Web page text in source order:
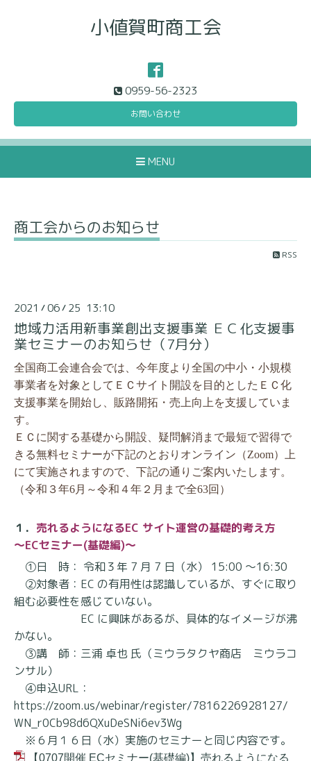
小値賀町商工会
0959-56-2323
お問い合わせ
MENU
商工会からのお知らせ
RSS
2021 /06/ 25 13:10
地域力活用新事業創出支援事業 ＥＣ化支援事
業セミナーのお知らせ（7月分）
全国商工会連合会では、今年度より全国の中小・小規模
事業者を対象としてＥＣサイト開設を目的としたＥＣ化
支援事業を開始し、販路開拓・売上向上を支援していま
す。
ＥＣに関する基礎から開設、疑問解消まで最短で習得で
きる無料セミナーが下記のとおりオンライン（Zoom）上
にて実施されますので、下記の通りご案内いたします。
（令和３年6月～令和４年２月まで全63回）
１． 売れるようになるEC サイト運営の基礎的考え方
～ECセミナー(基礎編)～
①日 時： 令和３年 7 月 7 日（水） 15:00 ～16:30
②対象者：EC の有用性は認識しているが、すぐに取り
組む必要性を感じていない。
EC に興味があるが、具体的なイメージが沸
かない。
③講 師：三浦 卓也 氏（ミウラタクヤ商店 ミウラコ
ンサル）
④申込URL：
https://zoom.us/webinar/register/7816226928127/
WN_r0Cb98d6QXuDeSNi6ev3Wg
※６月１６日（水）実施のセミナーと同じ内容です。
【0707開催 ECセミナー(基礎編)】売れるようになる